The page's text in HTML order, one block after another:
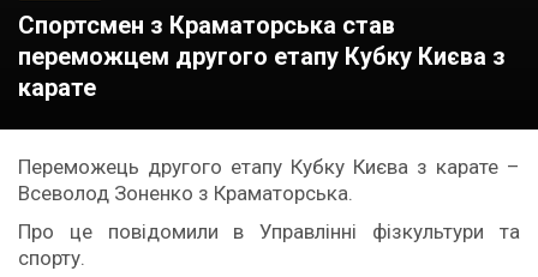
Спортсмен з Краматорська став
переможцем другого етапу Кубку Києва з
карате
Переможець другого етапу Кубку Києва з карате –
Всеволод Зоненко з Краматорська.
Про це повідомили в Управлінні фізкультури та
спорту.